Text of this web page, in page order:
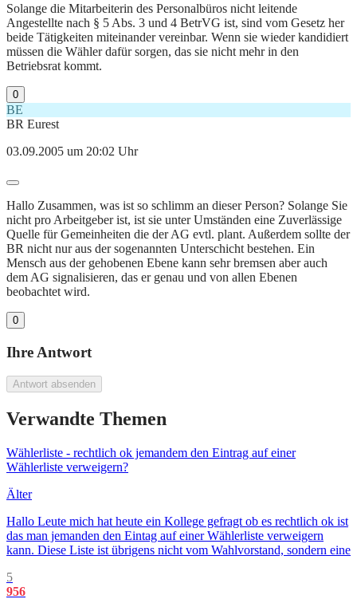
Solange die Mitarbeiterin des Personalbüros nicht leitende
Angestellte nach § 5 Abs. 3 und 4 BetrVG ist, sind vom Gesetz her
beide Tätigkeiten miteinander vereinbar. Wenn sie wieder kandidiert
müssen die Wähler dafür sorgen, das sie nicht mehr in den
Betriebsrat kommt.
0
BE
BR Eurest
03.09.2005 um 20:02 Uhr
Hallo Zusammen, was ist so schlimm an dieser Person? Solange Sie
nicht pro Arbeitgeber ist, ist sie unter Umständen eine Zuverlässige
Quelle für Gemeinheiten die der AG evtl. plant. Außerdem sollte der
BR nicht nur aus der sogenannten Unterschicht bestehen. Ein
Mensch aus der gehobenen Ebene kann sehr bremsen aber auch
dem AG signalisieren, das er genau und von allen Ebenen
beobachtet wird.
0
Ihre Antwort
Antwort absenden
Verwandte Themen
Wählerliste - rechtlich ok jemandem den Eintrag auf einer
Wählerliste verweigern?
Älter
Hallo Leute mich hat heute ein Kollege gefragt ob es rechtlich ok ist
das man jemanden den Eintag auf einer Wählerliste verweigern
kann. Diese Liste ist übrigens nicht vom Wahlvorstand, sondern eine
5
956